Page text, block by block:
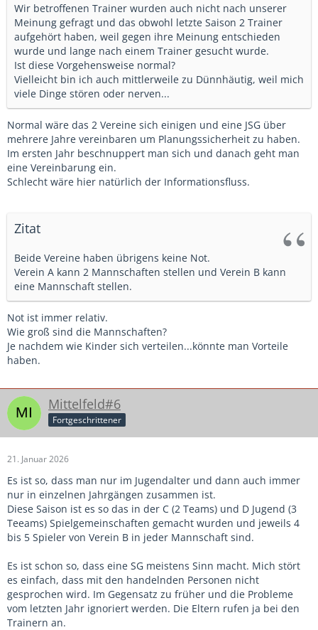
Wir betroffenen Trainer wurden auch nicht nach unserer
Meinung gefragt und das obwohl letzte Saison 2 Trainer
aufgehört haben, weil gegen ihre Meinung entschieden
wurde und lange nach einem Trainer gesucht wurde.
Ist diese Vorgehensweise normal?
Vielleicht bin ich auch mittlerweile zu Dünnhäutig, weil mich
viele Dinge stören oder nerven...
Normal wäre das 2 Vereine sich einigen und eine JSG über
mehrere Jahre vereinbaren um Planungssicherheit zu haben.
Im ersten Jahr beschnuppert man sich und danach geht man
eine Vereinbarung ein.
Schlecht wäre hier natürlich der Informationsfluss.
Zitat
Beide Vereine haben übrigens keine Not.
Verein A kann 2 Mannschaften stellen und Verein B kann
eine Mannschaft stellen.
Not ist immer relativ.
Wie groß sind die Mannschaften?
Je nachdem wie Kinder sich verteilen...könnte man Vorteile
haben.
Mittelfeld#6
Fortgeschrittener
21. Januar 2026
Es ist so, dass man nur im Jugendalter und dann auch immer
nur in einzelnen Jahrgängen zusammen ist.
Diese Saison ist es so das in der C (2 Teams) und D Jugend (3
Teeams) Spielgemeinschaften gemacht wurden und jeweils 4
bis 5 Spieler von Verein B in jeder Mannschaft sind.
Es ist schon so, dass eine SG meistens Sinn macht. Mich stört
es einfach, dass mit den handelnden Personen nicht
gesprochen wird. Im Gegensatz zu früher und die Probleme
vom letzten Jahr ignoriert werden. Die Eltern rufen ja bei den
Trainern an.